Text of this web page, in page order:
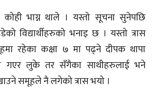
भाग्न थाले । यस्तो सूचना सुनेपछि
विद्यार्थीहरुको भनाइ छ । यस्तो त्रास
रहेका कक्षा ७ मा पढ्ने दीपक थापा
गएर लुके तर सँगैका साथीहरुलाई भने
समूहले नै लगेको त्रास भयो ।